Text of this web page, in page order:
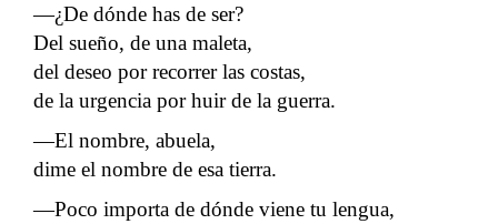
―¿De dónde has de ser?
Del sueño, de una maleta,
del deseo por recorrer las costas,
de la urgencia por huir de la guerra.
―El nombre, abuela,
dime el nombre de esa tierra.
―Poco importa de dónde viene tu lengua,